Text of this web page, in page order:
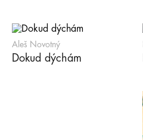
Aleš Novotný
Dokud dýchám